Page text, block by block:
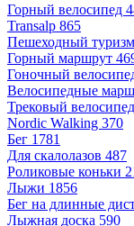
Горный велосипед
Transalp 865
Пешеходный туризм
Горный маршрут
Гоночный
Велосипедные
Трековый велосипед
Nordic Walking 370
Бег 1781
Для скалолазов 487
Роликовые коньки
Лыжи 1856
Бег на длинные
Лыжная доска 590